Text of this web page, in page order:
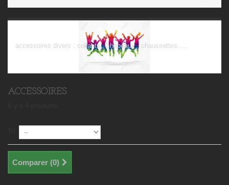
Accessoires
accessoires divers : collants , chapeaux , chaussettes.....
ACCESSOIRES
Comparer (0)